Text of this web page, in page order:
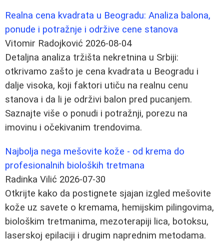
Realna cena kvadrata u Beogradu: Analiza balona,
ponude i potražnje i održive cene stanova
Vitomir Radojković 2026-08-04
Detaljna analiza tržišta nekretnina u Srbiji:
otkrivamo zašto je cena kvadrata u Beogradu i
dalje visoka, koji faktori utiču na realnu cenu
stanova i da li je održivi balon pred pucanjem.
Saznajte više o ponudi i potražnji, porezu na
imovinu i očekivanim trendovima.
Najbolja nega mešovite kože - od krema do
profesionalnih bioloških tretmana
Radinka Vilić 2026-07-30
Otkrijte kako da postignete sjajan izgled mešovite
kože uz savete o kremama, hemijskim pilingovima,
biološkim tretmanima, mezoterapiji lica, botoksu,
laserskoj epilaciji i drugim naprednim metodama.